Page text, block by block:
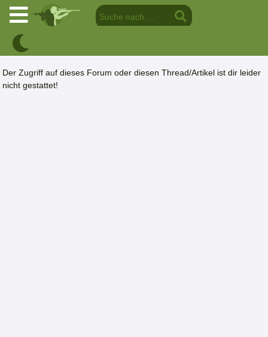
Der Zugriff auf dieses Forum oder diesen Thread/Artikel ist dir leider
nicht gestattet!